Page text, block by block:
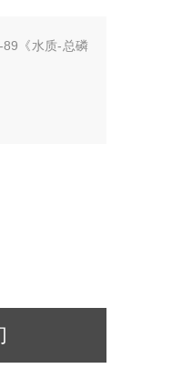
89《水质-总磷